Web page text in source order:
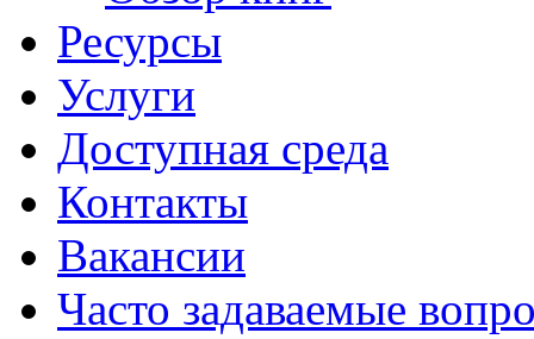
Ресурсы
Услуги
Доступная среда
Контакты
Вакансии
Часто задаваемые